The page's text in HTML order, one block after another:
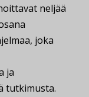
neljää
joka
ja
tutkimusta.